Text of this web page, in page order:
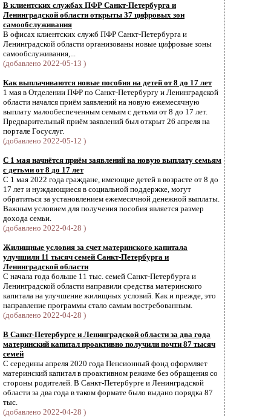
В клиентских службах ПФР Санкт-Петербурга и
Ленинградской области открыты 37 цифровых зон
самообслуживания
В офисах клиентских служб ПФР Санкт-Петербурга и
Ленинградской области организованы новые цифровые зоны
самообслуживания,...
(добавлено 2022-05-13 )
Как выплачиваются новые пособия на детей от 8 до 17 лет
1 мая в Отделении ПФР по Санкт-Петербургу и Ленинградской
области начался приём заявлений на новую ежемесячную
выплату малообеспеченным семьям с детьми от 8 до 17 лет.
Предварительный приём заявлений был открыт 26 апреля на
портале Госуслуг.
(добавлено 2022-05-12 )
С 1 мая начнётся приём заявлений на новую выплату семьям
с детьми от 8 до 17 лет
С 1 мая 2022 года граждане, имеющие детей в возрасте от 8 до
17 лет и нуждающиеся в социальной поддержке, могут
обратиться за установлением ежемесячной денежной выплаты.
Важным условием для получения пособия является размер
дохода семьи.
(добавлено 2022-04-28 )
Жилищные условия за счет материнского капитала
улучшили 11 тысяч семей Санкт-Петербурга и
Ленинградской области
С начала года больше 11 тыс. семей Санкт-Петербурга и
Ленинградской области направили средства материнского
капитала на улучшение жилищных условий. Как и прежде, это
направление программы стало самым востребованным.
(добавлено 2022-04-28 )
В Санкт-Петербурге и Ленинградской области за два года
материнский капитал проактивно получили почти 87 тысяч
семей
С середины апреля 2020 года Пенсионный фонд оформляет
материнский капитал в проактивном режиме без обращения со
стороны родителей. В Санкт-Петербурге и Ленинградской
области за два года в таком формате было выдано порядка 87
тыс.
(добавлено 2022-04-28 )